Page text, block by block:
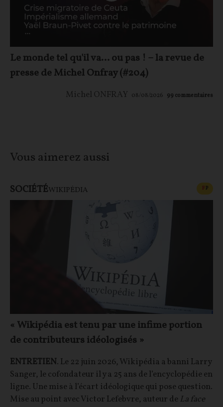
Le monde tel qu'il va… ou pas ! – la revue de
presse de Michel Onfray (#204)
Michel ONFRAY 08/08/2026 99 commentaires
Vous aimerez aussi
SOCIÉTÉWIKIPÉDIA FP
« Wikipédia est tenu par une infime portion
de contributeurs idéologisés »
ENTRETIEN. Le 22 juin 2026, Wikipédia a banni Larry
Sanger, le cofondateur il y a 25 ans de l’encyclopédie en
ligne. Une mise à l’écart idéologique qui pose question.
Mise au point avec Victor Lefebvre, auteur de La face